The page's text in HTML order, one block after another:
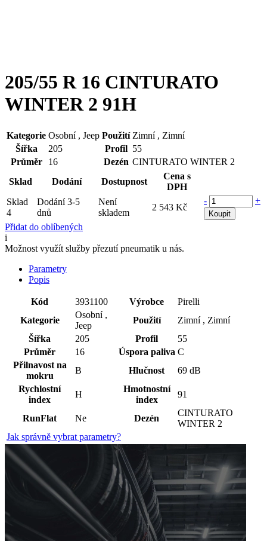
205/55 R 16 CINTURATO
WINTER 2 91H
Kategorie Osobní , Jeep Použití Zimní , Zimní
Šířka
205 Profil 55
Průměr
16 Dezén CINTURATO WINTER 2
Sklad
Dodání Dostupnost
Cena s
DPH
Sklad
4
Dodání 3-5
dnů
Není
skladem
2 543 Kč
- +
Koupit
Přidat do oblíbených
i
Možnost využít služby přezutí pneumatik u nás.
Parametry
Popis
Kód 3931100 Výrobce
Pirelli
Kategorie
Osobní ,
Jeep
Použití
Zimní , Zimní
Šířka
205 Profil
55
Průměr
16 Úspora paliva C
Přilnavost na
mokru
B Hlučnost
69 dB
Rychlostní
index
H
Hmotnostní
index
91
RunFlat Ne Dezén
CINTURATO
WINTER 2
Jak správně vybrat parametry?